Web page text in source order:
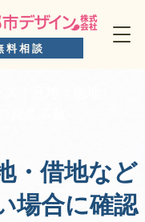
料相談
・借地など
場合に確認